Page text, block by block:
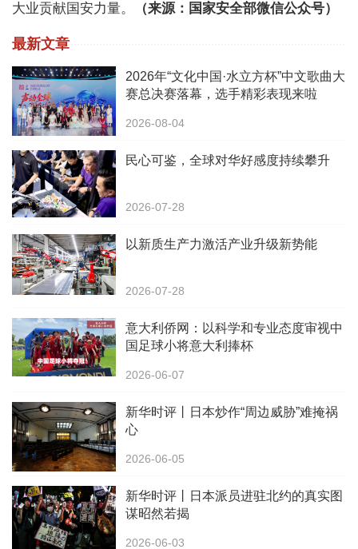
大业贡献国安力量。
（来源：国家安全部微信公众号）
最新文章
2026年“文化中国·水立方杯”中文歌曲大
赛总决赛落幕，选手精彩表现来啦
2026-08-04
民心可鉴，全球对华好感度持续攀升
2026-07-28
以新质生产力激活产业升级新势能
2026-07-28
意大利侨网：以科学和专业态度审视中
国足球小将意大利捧杯
2026-06-07
新华时评丨日本炒作“周边威胁”难掩祸
心
2026-06-05
新华时评丨日本派员进驻北约的真实图
谋昭然若揭
2026-06-03